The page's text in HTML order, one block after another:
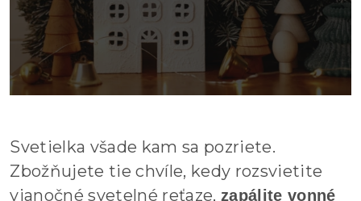
Svetielka všade kam sa pozriete.
Zbožňujete tie chvíle, kedy rozsvietite
vianočné svetelné reťaze, zapálite vonné